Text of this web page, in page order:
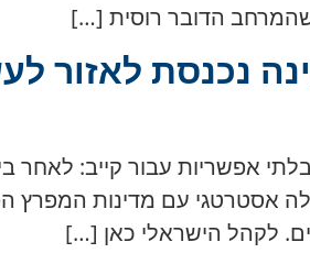
הדובר רוסית […]
נכנסת לאזור
לא מזמן כמעט בלתי אפשריות עבור
אסטרטגי עם מדינות המפרץ
לקהל הישראלי כאן […]